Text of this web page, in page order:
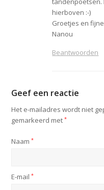
hierboven :-)
Groetjes en
Nanou
Beantwoorden
Geef een reactie
Het e-mailadres wordt niet
gemarkeerd met*
Naam*
E-mail*